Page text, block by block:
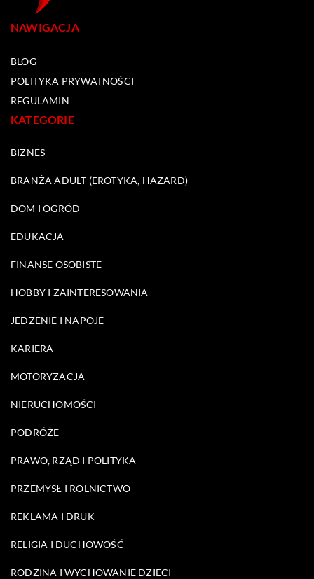
NAWIGACJA
BLOG
POLITYKA PRYWATNOŚCI
REGULAMIN
KATEGORIE
BIZNES
BRANŻA ADULT (EROTYKA, HAZARD)
DOM I OGRÓD
EDUKACJA
FINANSE OSOBISTE
HOBBY I ZAINTERESOWANIA
JEDZENIE I NAPOJE
KARIERA
MOTORYZACJA
NIERUCHOMOŚCI
PODRÓŻE
PRAWO, RZĄD I POLITYKA
PRZEMYSŁ I ROLNICTWO
REKLAMA I DRUK
RELIGIA I DUCHOWOŚĆ
RODZINA I WYCHOWANIE DZIECI